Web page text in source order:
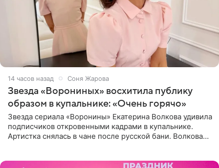
14 часов назад Соня Жарова
Звезда «Ворониных» восхитила публику
образом в купальнике: «Очень горячо»
Звезда сериала «Воронины» Екатерина Волкова удивила
подписчиков откровенными кадрами в купальнике.
Артистка снялась в чане после русской бани. Волкова